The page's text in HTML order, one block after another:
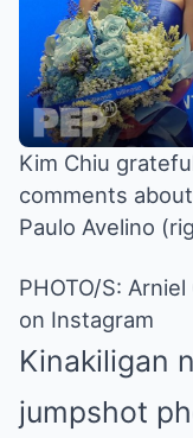
Kim Chiu
comments
Paulo Avelino
PHOTO/S:
on Instagram
Kinakiligan
jumpshot